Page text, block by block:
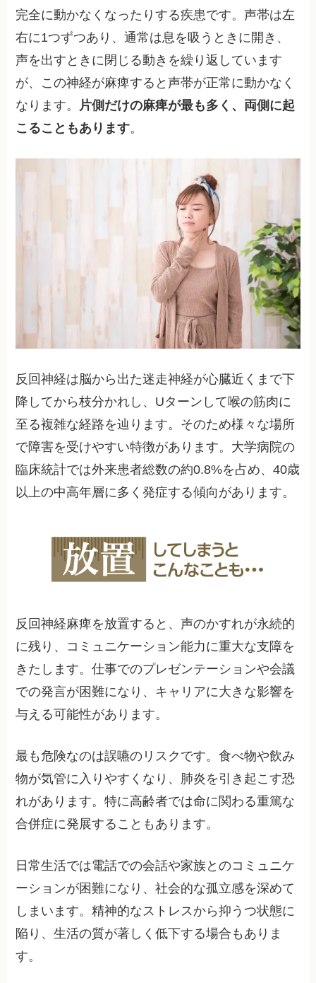
完全に動かなくなったりする疾患です。声帯は左
右に1つずつあり、通常は息を吸うときに開き、
声を出すときに閉じる動きを繰り返しています
が、この神経が麻痺すると声帯が正常に動かなく
なります。 片側だけの麻痺が最も多く、両側に起
こることもあります。
反回神経は脳から出た迷走神経が心臓近くまで下
降してから枝分かれし、Uターンして喉の筋肉に
至る複雑な経路を辿ります。そのため様々な場所
で障害を受けやすい特徴があります。大学病院の
臨床統計では外来患者総数の約0.8%を占め、40歳
以上の中高年層に多く発症する傾向があります。
反回神経麻痺を放置すると、声のかすれが永続的
に残り、コミュニケーション能力に重大な支障を
きたします。仕事でのプレゼンテーションや会議
での発言が困難になり、キャリアに大きな影響を
与える可能性があります。
最も危険なのは誤嚥のリスクです。食べ物や飲み
物が気管に入りやすくなり、肺炎を引き起こす恐
れがあります。特に高齢者では命に関わる重篤な
合併症に発展することもあります。
日常生活では電話での会話や家族とのコミュニケ
ーションが困難になり、社会的な孤立感を深めて
しまいます。精神的なストレスから抑うつ状態に
陥り、生活の質が著しく低下する場合もありま
す。